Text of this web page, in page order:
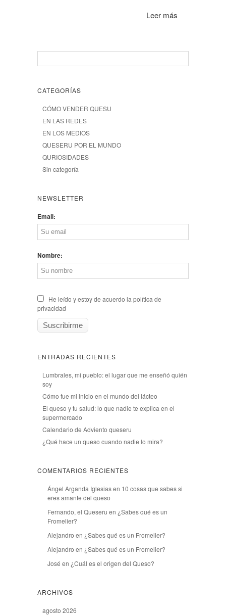
Leer más
CATEGORÍAS
CÓMO VENDER QUESU
EN LAS REDES
EN LOS MEDIOS
QUESERU POR EL MUNDO
QURIOSIDADES
Sin categoría
NEWSLETTER
Email:
Nombre:
He leído y estoy de acuerdo la política de
privacidad
ENTRADAS RECIENTES
Lumbrales, mi pueblo: el lugar que me enseñó quién
soy
Cómo fue mi inicio en el mundo del lácteo
El queso y tu salud: lo que nadie te explica en el
supermercado
Calendario de Adviento queseru
¿Qué hace un queso cuando nadie lo mira?
COMENTARIOS RECIENTES
Ángel Arganda Iglesiasen 10 cosas que sabes si
eres amante del queso
Fernando, el Queseru en ¿Sabes qué es un
Fromelier?
Alejandro en ¿Sabes qué es un Fromelier?
Alejandro en ¿Sabes qué es un Fromelier?
José en ¿Cuál es el origen del Queso?
ARCHIVOS
agosto 2026